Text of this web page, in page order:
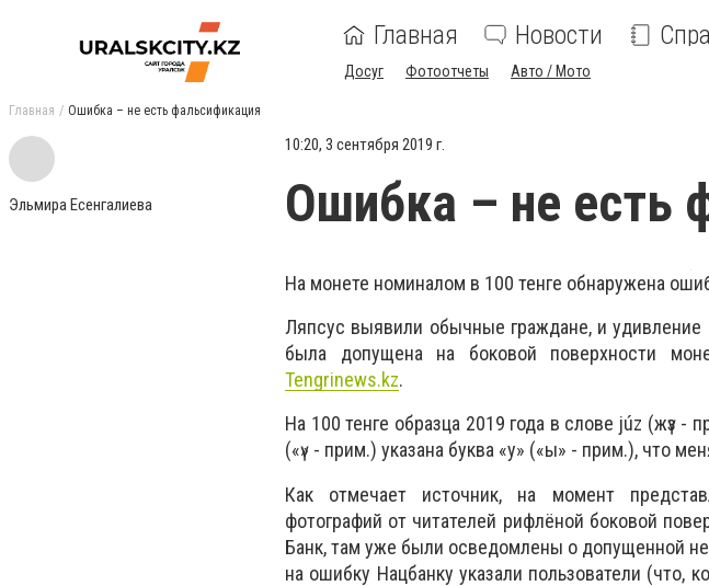
Главная Новости
Досуг Фотоотчеты Авто / Мото
Главная Ошибка – не есть фальсификация
Эльмира Есенгалиева
10:20, 3 сентября 2019 г.
Ошибка – не есть
На монете номиналом в 100 тенге обнаружена
Ляпсус выявили обычные граждане, и удивление
была допущена на боковой поверхности
Tengrinews.kz.
На 100 тенге образца 2019 года в слове júz (жүз
(«ү» - прим.) указана буква «y» («ы» - прим.), что
Как отмечает источник, на момент
фотографий от читателей рифлёной боковой
Банк, там уже были осведомлены о допущенной
на ошибку Нацбанку указали пользователи